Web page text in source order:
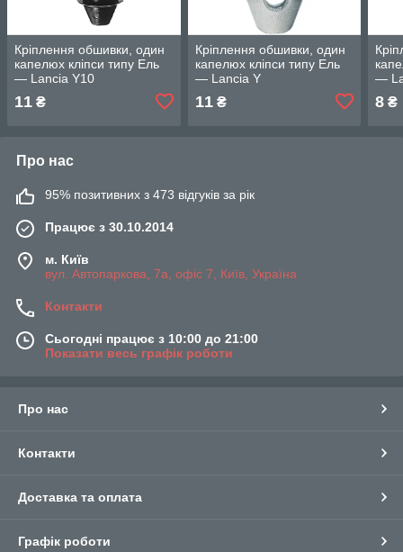
Кріплення обшивки, один
капелюх кліпси типу Ель
— Lancia Y10
11 ₴
Кріплення обшивки, один
капелюх кліпси типу Ель
— Lancia Y
11₴
—
8 ₴
Про нас
95% позитивних з 473 відгуків за рік
Працює з 30.10.2014
м. Київ
вул. Автопаркова, 7а, офіс 7, Київ, Україна
Контакти
Сьогодні працює з 10:00 до 21:00
Показати весь графік роботи
Про нас
Контакти
Доставка та оплата
Графік роботи